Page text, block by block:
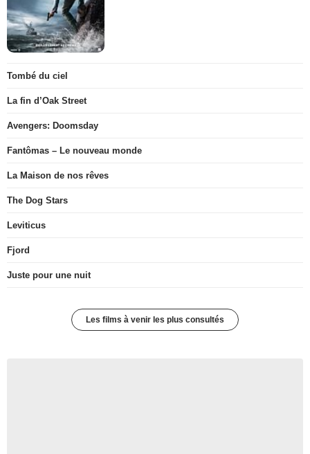
Tombé du ciel
La fin d’Oak Street
Avengers: Doomsday
Fantômas – Le nouveau monde
La Maison de nos rêves
The Dog Stars
Leviticus
Fjord
Juste pour une nuit
Les films à venir les plus consultés